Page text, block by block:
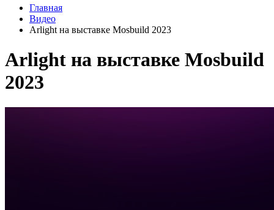
Главная
Видео
Arlight на выставке Mosbuild 2023
Arlight на выставке Mosbuild
2023